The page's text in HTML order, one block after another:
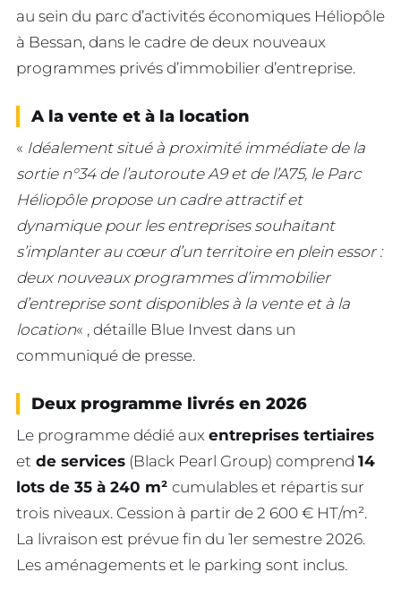
au sein du parc d’activités économiques Héliopôle
à Bessan, dans le cadre de deux nouveaux
programmes privés d’immobilier d’entreprise.
A la vente et à la location
« Idéalement situé à proximité immédiate de la
sortie n°34 de l’autoroute A9 et de l’A75, le Parc
Héliopôle propose un cadre attractif et
dynamique pour les entreprises souhaitant
s’implanter au cœur d’un territoire en plein essor :
deux nouveaux programmes d’immobilier
d’entreprise sont disponibles à la vente et à la
location« , détaille Blue Invest dans un
communiqué de presse.
Deux programme livrés en 2026
Le programme dédié aux entreprises tertiaires
et de services (Black Pearl Group) comprend 14
lots de 35 à 240 m² cumulables et répartis sur
trois niveaux. Cession à partir de 2 600 € HT/m².
La livraison est prévue fin du 1er semestre 2026.
Les aménagements et le parking sont inclus.